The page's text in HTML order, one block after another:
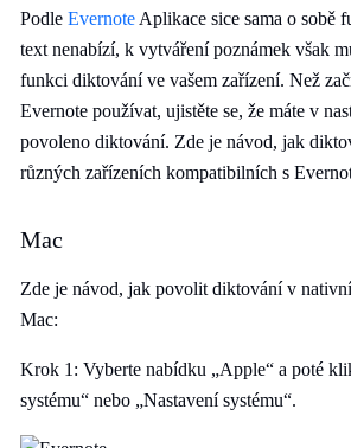
Podle Evernote Aplikace sice sama o sobě
text nenabízí, k vytváření poznámek však
funkci diktování ve vašem zařízení. Než
Evernote používat, ujistěte se, že máte v
povoleno diktování. Zde je návod, jak
různých zařízeních kompatibilních s
Mac
Zde je návod, jak povolit diktování v
Mac:
Krok 1: Vyberte nabídku „Apple“ a poté
systému“ nebo „Nastavení systému“.